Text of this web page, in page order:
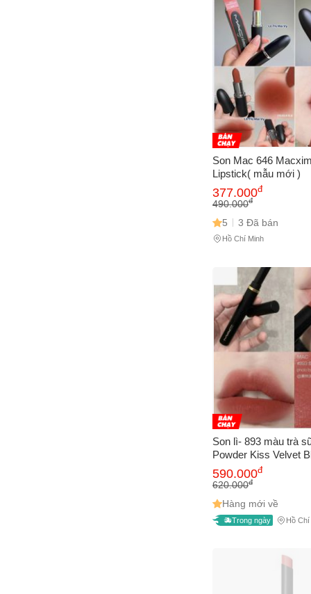
Son Mac 646
Lipstick( mẫu mới )
377.000đ
490.000đ
5 3 Đã bán
Hồ Chí Minh
Son lì- 893 màu trà
Powder Kiss Velvet
Sweet Cinnamon siêu xinh, fullsize
fullbox, hàng nhập Mỹ
590.000đ
620.000đ
Hàng mới về
Trong ngày Hồ Chí